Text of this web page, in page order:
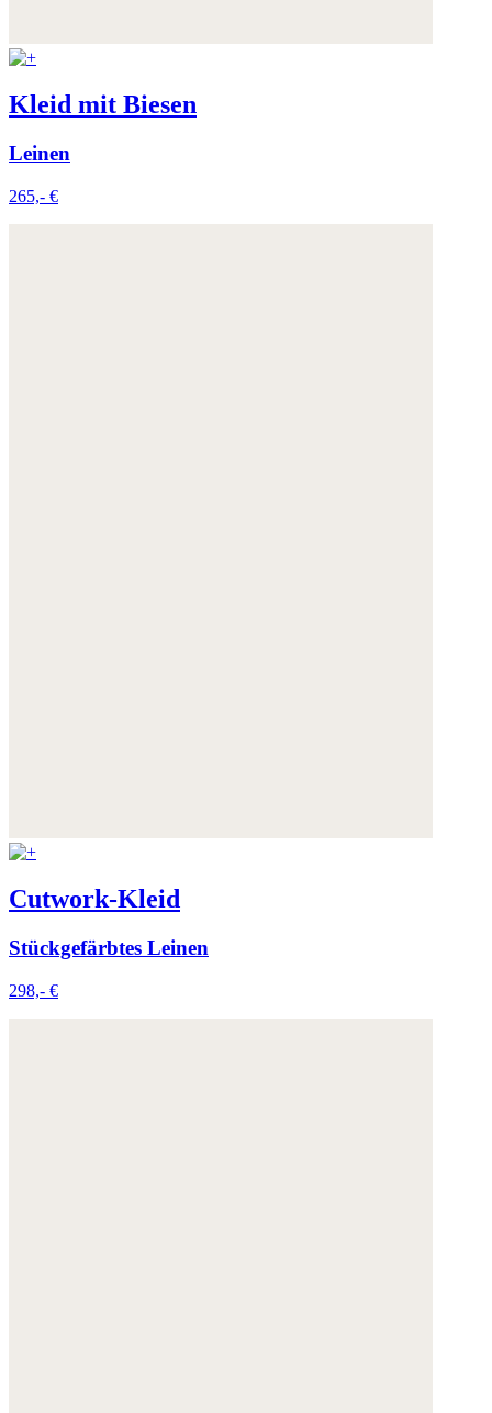
Kleid mit Biesen
Leinen
265,- €
Cutwork-Kleid
Stückgefärbtes Leinen
298,- €